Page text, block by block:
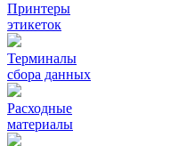
Принтеры
этикеток
Терминалы
сбора данных
Расходные
материалы